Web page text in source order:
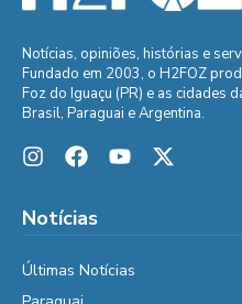
Notícias, opiniões, histórias e
Fundado em 2003, o H2FOZ
Foz do Iguaçu (PR) e as cidades
Brasil, Paraguai e Argentina.
Notícias
Últimas Notícias